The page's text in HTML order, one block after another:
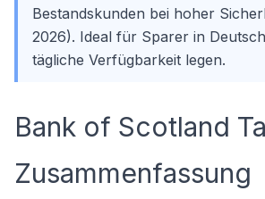
Bestandskunden bei hoher
2026). Ideal für Sparer in
tägliche Verfügbarkeit legen.
Bank of Scotland
Zusammenfassung